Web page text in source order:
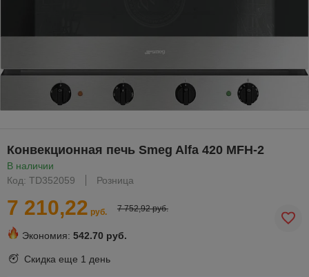
Конвекционная печь Smeg Alfa 420 MFH-2
В наличии
Код: TD352059
Розница
7 210,22 руб. 7 752,92 руб.
Экономия: 542.70 руб.
Скидка еще 1 день